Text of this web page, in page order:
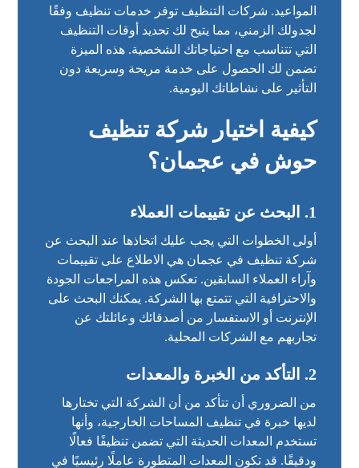
المواعيد. شركات التنظيف توفر خدمات تنظيف وفقًا
لجدولك الزمني، مما يتيح لك تحديد أوقات التنظيف
التي تتناسب مع احتياجاتك الشخصية. هذه الميزة
تضمن لك الحصول على خدمة مريحة وسريعة دون
التأثير على نشاطاتك اليومية.
كيفية اختيار شركة تنظيف
حوش في عجمان؟
1. البحث عن تقييمات العملاء
أولى الخطوات التي يجب عليك اتخاذها عند البحث عن
شركة تنظيف في عجمان هي الاطلاع على تقييمات
وآراء العملاء السابقين. تعكس هذه المراجعات الجودة
والاحترافية التي تتمتع بها الشركة. يمكنك البحث على
الإنترنت أو الاستفسار من أصدقائك وعائلتك عن
تجاربهم مع الشركات المحلية.
2. التأكد من الخبرة والمعدات
من الضروري أن تتأكد من أن الشركة التي تختارها
لديها خبرة في تنظيف المساحات الخارجية، وأنها
تستخدم المعدات الحديثة التي تضمن تنظيفًا فعالًا
ودقيقًا. قد تكون المعدات المتطورة عاملًا رئيسيًا في